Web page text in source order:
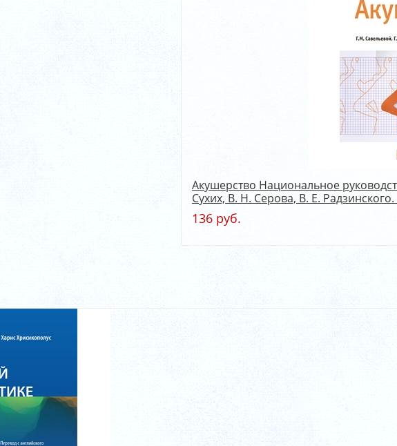
Акушерство Национальное
Сухих, В. Н. Серова, В. Е. Радзинского.
136 руб.